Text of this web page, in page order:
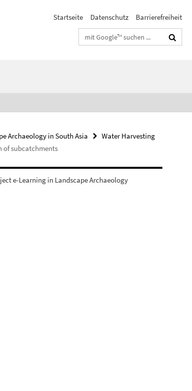
Startseite Datenschutz
Barrierefreiheit
Suchbegriffe
Archaeology in South Asia
Water Harvesting
subcatchments
e-Learning in Landscape Archaeology